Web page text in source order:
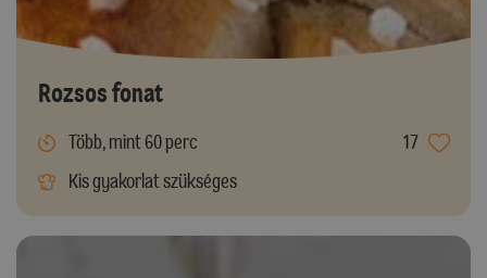
Rozsos fonat
Több, mint 60 perc
17
Kis gyakorlat szükséges